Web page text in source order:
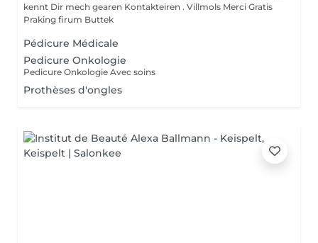
kennt Dir mech gearen Kontakteiren . Villmols Merci Gratis
Praking firum Buttek
Pédicure Médicale
Pedicure Onkologie
Pedicure Onkologie Avec soins
Prothèses d'ongles